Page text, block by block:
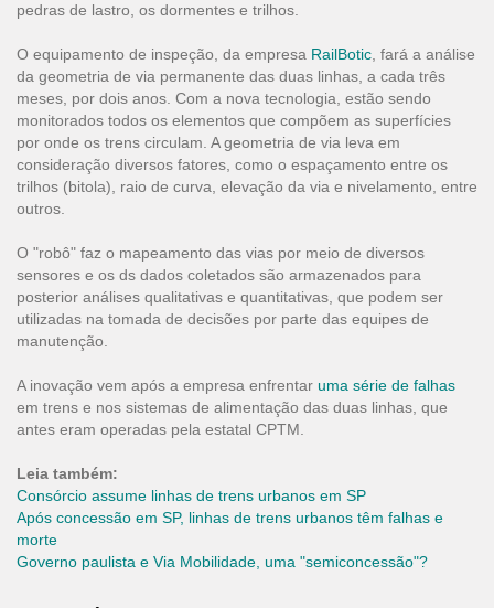
pedras de lastro, os dormentes e trilhos.
O equipamento de inspeção, da empresa RailBotic , fará a análise
da geometria de via permanente das duas linhas, a cada três
meses, por dois anos. Com a nova tecnologia, estão sendo
monitorados todos os elementos que compõem as superfícies
por onde os trens circulam. A geometria de via leva em
consideração diversos fatores, como o espaçamento entre os
trilhos (bitola), raio de curva, elevação da via e nivelamento, entre
outros.
O "robô" faz o mapeamento das vias por meio de diversos
sensores e os ds dados coletados são armazenados para
posterior análises qualitativas e quantitativas, que podem ser
utilizadas na tomada de decisões por parte das equipes de
manutenção.
A inovação vem após a empresa enfrentar uma série de falhas
em trens e nos sistemas de alimentação das duas linhas, que
antes eram operadas pela estatal CPTM.
Leia também:
Consórcio assume linhas de trens urbanos em SP
Após concessão em SP, linhas de trens urbanos têm falhas e
morte
Governo paulista e Via Mobilidade, uma "semiconcessão"?